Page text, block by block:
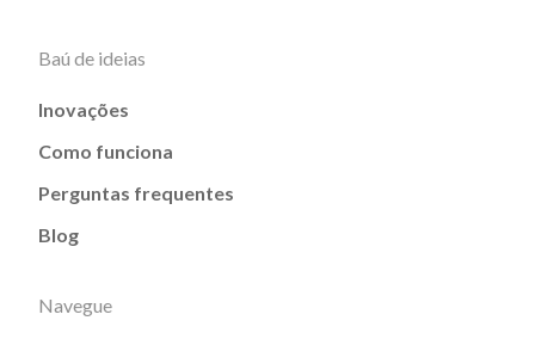
Baú de ideias
Inovações
Como funciona
Perguntas frequentes
Blog
Navegue